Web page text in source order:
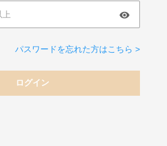
パスワードを忘れた方はこちら >
ログイン